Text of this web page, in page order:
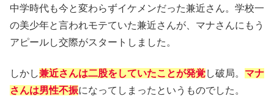
中学時代も今と変わらずイケメンだった兼近さん。学校一
の美少年と言われモテていた兼近さんが、マナさんにもう
アピールし交際がスタートしました。
しかし兼近さんは二股をしていたことが発覚し破局。 マナ
さんは男性不振になってしまったというものでした。